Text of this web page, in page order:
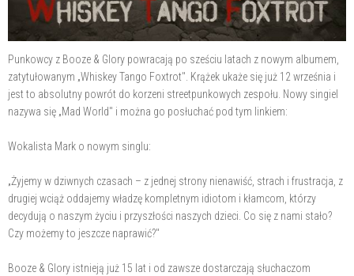
Punkowcy z Booze & Glory powracają po sześciu latach z nowym albumem,
zatytułowanym „Whiskey Tango Foxtrot". Krążek ukaże się już 12 września i
jest to absolutny powrót do korzeni streetpunkowych zespołu. Nowy singiel
nazywa się „Mad World" i można go posłuchać pod tym linkiem:
Wokalista Mark o nowym singlu:
„Żyjemy w dziwnych czasach – z jednej strony nienawiść, strach i frustracja, z
drugiej wciąż oddajemy władzę kompletnym idiotom i kłamcom, którzy
decydują o naszym życiu i przyszłości naszych dzieci. Co się z nami stało?
Czy możemy to jeszcze naprawić?"
Booze & Glory istnieją już 15 lat i od zawsze dostarczają słuchaczom